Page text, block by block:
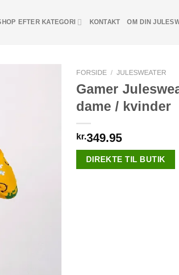
EFTER KATEGORI KONTAKT OM DIN
FORSIDE / JULESWEATER
Gamer
dame / kvinder
kr.349.95
DIREKTE TIL BUTIK